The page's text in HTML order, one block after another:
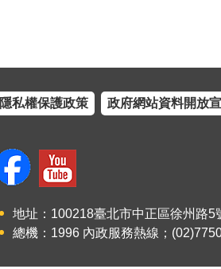
隱私權保護政策 政府網站資料開放
地址：100218臺北市中正區徐州路5
總機：1996 內政服務熱線；